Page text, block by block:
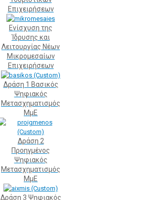
Επιχειρήσεων
Ενίσχυση της
Ίδρυσης και
Λειτουργίας Νέων
Μικρομεσαίων
Επιχειρήσεων
Δράση 1 Βασικός
Ψηφιακός
Μετασχηματισμός
ΜμΕ
Δράση 2
Προηγμένος
Ψηφιακός
Μετασχηματισμός
ΜμΕ
Δράση 3 Ψηφιακός